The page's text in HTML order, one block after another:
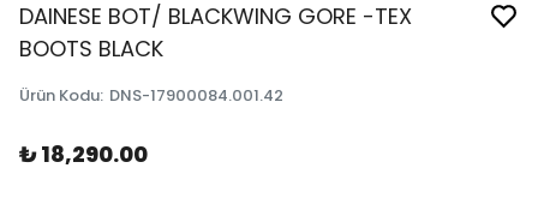
DAINESE BOT/ BLACKWING GORE -TEX
BOOTS BLACK
Ürün Kodu: DNS-17900084.001.42
₺ 18,290.00